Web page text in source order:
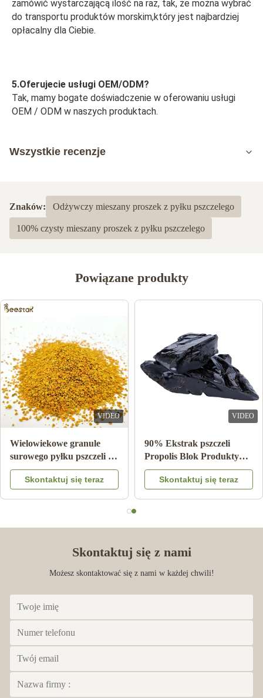
zamówić wystarczającą ilość na raz, tak, że można wybrać
do transportu produktów morskim,który jest najbardziej
opłacalny dla Ciebie.
5.Oferujecie usługi OEM/ODM?
Tak, mamy bogate doświadczenie w oferowaniu usługi
OEM / ODM w naszych produktach.
Wszystkie recenzje
Na podstawie 50 ostatnich recenzji
5
100%
F finfo Mhade
Apr 30.2025
It arrived well-packaged (no damage at all!) and days earlier than
the estimated delivery date. The logistics team did a fantastic job
—fast, reliable, and hassle-free. I’m so impressed with how
quickly I got my item!
Znaków: Odżywczy mieszany proszek z pyłku pszczelego
100% czysty mieszany proszek z pyłku pszczelego
Powiązane produkty
VIDEO
Sprzedaż hurtowa
naturalnego miodu
pszczelego miód sidrowy
100% naturalnych
Skontaktuj się teraz
VIDEO
10-HDA 2% Organiczna
Świeża Mleczko Pszczele
Naturalne Czyste Gatunek
Spożywczy
Skontaktuj się teraz
Skontaktuj się z nami
Możesz skontaktować się z nami w każdej chwili!